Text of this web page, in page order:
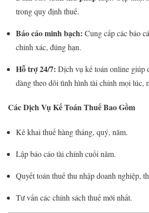
trong quy định thuế.
Báo cáo minh bạch: Cung cấp các báo
chính xác, đúng hạn.
Hỗ trợ 24/7: Dịch vụ kế toán online giúp
dàng theo dõi tình hình tài chính mọi lúc,
Các Dịch Vụ Kế Toán Thuế Bao Gồm
Kê khai thuế hàng tháng, quý, năm.
Lập báo cáo tài chính cuối năm.
Quyết toán thuế thu nhập doanh nghiệp,
Tư vấn các chính sách thuế mới nhất.